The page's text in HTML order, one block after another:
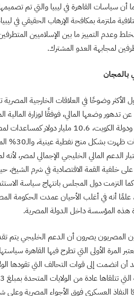
أن سياسات القاهرة في ليبيا والتي تم
ملتزمة بمكافحة الإرهاب الحقيقي في
وعدم التمييز ما بين الإسلاميين
لمجابهة العدو المشترك.
بالمجان
الأكثر وضوحًا في العلاقات الخارجية
تدهور وضعها المالي، فوفقًا لوزارة المالية
الدعم المالي الخليجي الإجمالي لمصر،
خلفية القمة الاقتصادية في شرم
كما التزمت دول المجلس بانتهاج سياسة
علمًا أنه في أغلب الأحيان عمدت الحكومة
هذه المؤسسة داخل الدولة المصرية.
المصريون يصرون أن الدعم الخليجي يتم
المرة الأولى التي تطرح فيها القاهرة
النفاذ العسكري فوق الأجواء المصرية